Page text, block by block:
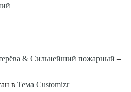
& Сильнейший пожарный –
в Тема Customizr